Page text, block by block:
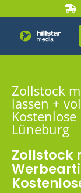
Zollstock
lassen +
Lüneburg
Zollstock